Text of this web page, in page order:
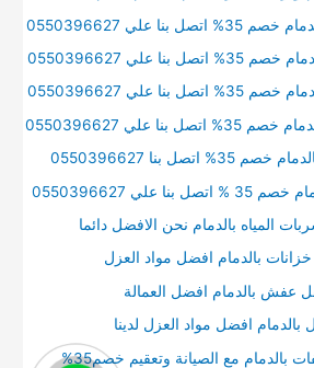
علي 0550396627
علي 0550396627
علي 0550396627
علي 0550396627
بنا 0550396627
علي 0550396627
المياه بالدمام نحن الافضل دائما
بالدمام افضل مواد العزل
عفش بالدمام افضل العمالة
افضل مواد العزل لدينا
مع الصيانة وتعقيم خصم35%